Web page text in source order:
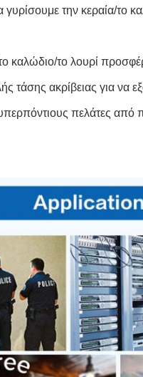
γυρίσουμε την κεραία/το
καλώδιο/το λουρί
τάσης ακρίβειας για να
πελάτες από